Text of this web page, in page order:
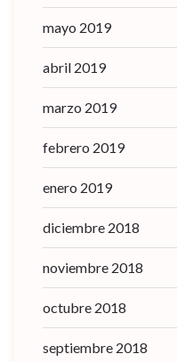
mayo 2019
abril 2019
marzo 2019
febrero 2019
enero 2019
diciembre 2018
noviembre 2018
octubre 2018
septiembre 2018